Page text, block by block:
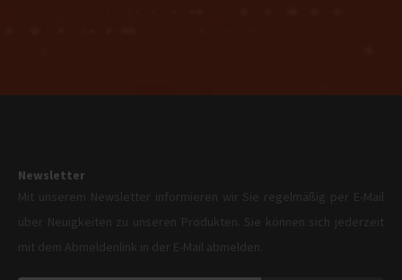
Newsletter
Mit unserem Newsletter informieren wir Sie regelmäßig per E-Mail
über Neuigkeiten zu unseren Produkten. Sie können sich jederzeit
mit dem Abmeldenlink in der E-Mail abmelden.